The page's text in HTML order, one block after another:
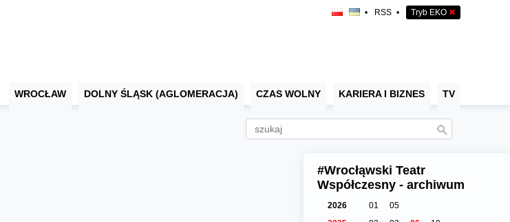
• RSS • Tryb EKO ✖
WROCŁAW DOLNY ŚLĄSK (AGLOMERACJA) CZAS WOLNY KARIERA I BIZNES TV
#Wrocłąwski Teatr
Współczesny - archiwum
2026 01
05